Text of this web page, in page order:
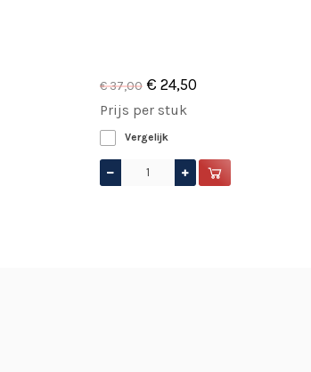
€ 37,00 € 24,50
Prijs per stuk
Vergelijk